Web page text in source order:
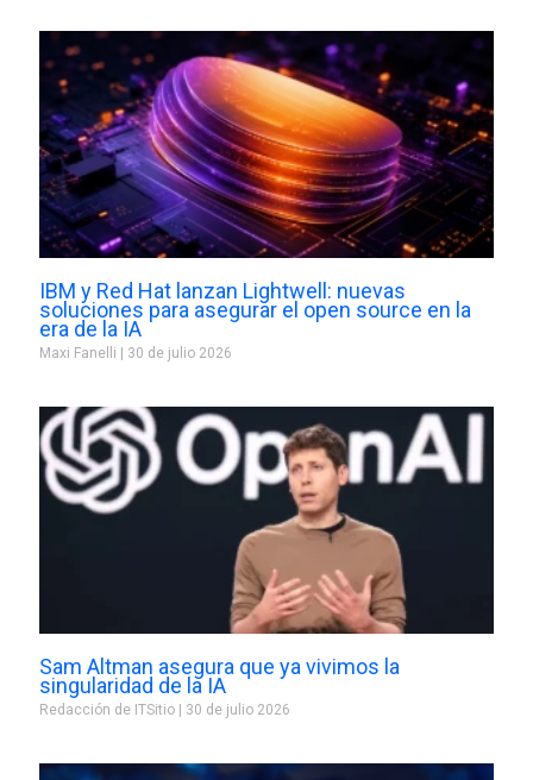
IBM y Red Hat lanzan Lightwell: nuevas
soluciones para asegurar el open source en la
era de la IA
Maxi Fanelli 30 de julio 2026
Sam Altman asegura que ya vivimos la
singularidad de la IA
Redacción de ITSitio 30 de julio 2026